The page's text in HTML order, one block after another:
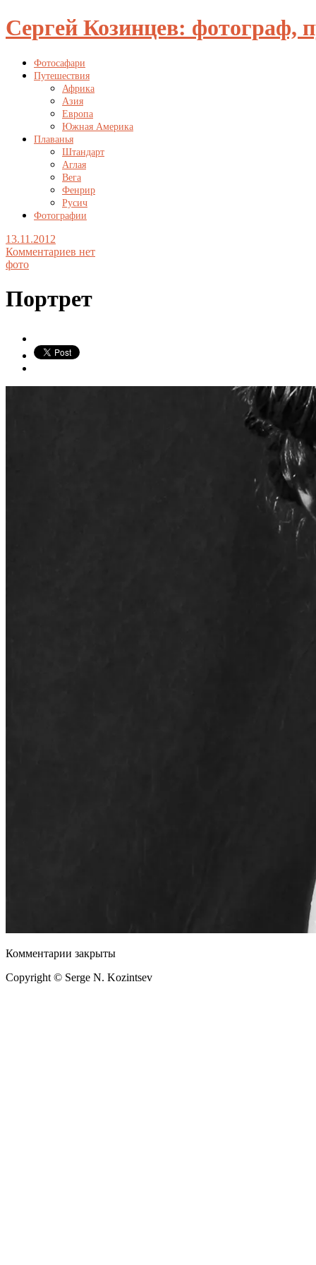
Сергей Козинцев: фотограф,
Фотосафари
Путешествия
Африка
Азия
Европа
Южная Америка
Плаванья
Штандарт
Аглая
Вега
Фенрир
Русич
Фотографии
13.11.2012
Комментариев нет
фото
Портрет
Комментарии закрыты
Copyright © Serge N. Kozintsev